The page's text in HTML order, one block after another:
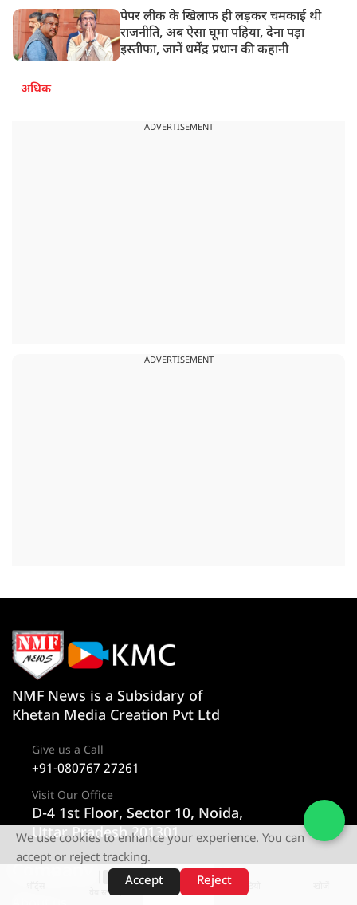
पेपर लीक के खिलाफ ही लड़कर चमकाई थी
राजनीति, अब ऐसा घूमा पहिया, देना पड़ा
इस्तीफा, जानें धर्मेंद्र प्रधान की कहानी
अधिक
ADVERTISEMENT
ADVERTISEMENT
वेब स्टोरीज़
NMF News is a Subsidary of
Khetan Media Creation Pvt Ltd
Give us a Call
+91-080767 27261
Visit Our Office
D-4 1st Floor, Sector 10, Noida,
Uttar Pradesh 201301
Company Category
We use cookies to enhance your experience. You can
accept or reject tracking.
Accept
Reject